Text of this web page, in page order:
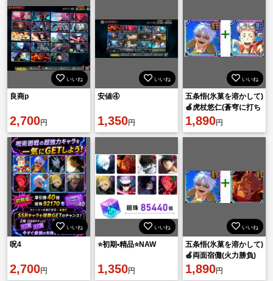
いいね
良商p
2,700円
いいね
安値④
1,350円
いいね
五条悟(氷菓を溶かして)
🍏虎杖悠仁(蒼穹に打ち
込め) 🍏廻珠90000個
🍏ランダ：ム1-5
1,890円
いいね
呪4
2,700円
いいね
⭐初期▪︎精品⭐NAW
1,350円
いいね
五条悟(氷菓を溶かして)
🍏両面宿儺(火力勝負)
🍏廻珠90000個
1,890円